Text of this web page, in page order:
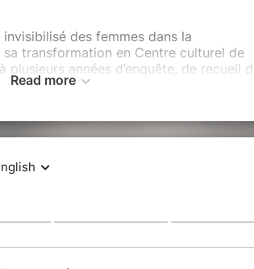
des femmes dans la
transformation en Centre culturel de
années d’enquête, de recueil
des installations réalisées par
et le collectif Carton Plein
“carreau-oké” participatif
est-il le féminin du patrimoine?
Read more